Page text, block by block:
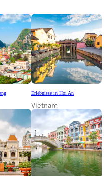
Erlebnisse in Hoi An
Vietnam